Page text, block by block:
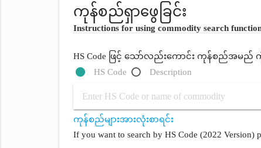
ကုန်စည်ရှာဖွေခြင်း
Instructions for using commodity search
HS Code ဖြင့် သော်လည်းကောင်း ကုန်စည်အမည်
HS Code
Description
ကုန်စည်များအားလုံးစာရင်း
If you want to search by HS Code (2022 Version)